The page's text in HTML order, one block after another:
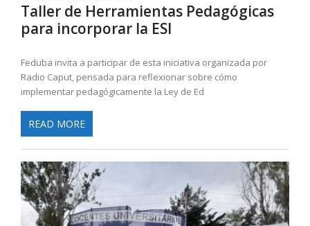
Taller de Herramientas Pedagógicas
para incorporar la ESI
Feduba invita a participar de esta iniciativa organizada por
Radio Caput, pensada para reflexionar sobre cómo
implementar pedagógicamente la Ley de Ed
READ MORE